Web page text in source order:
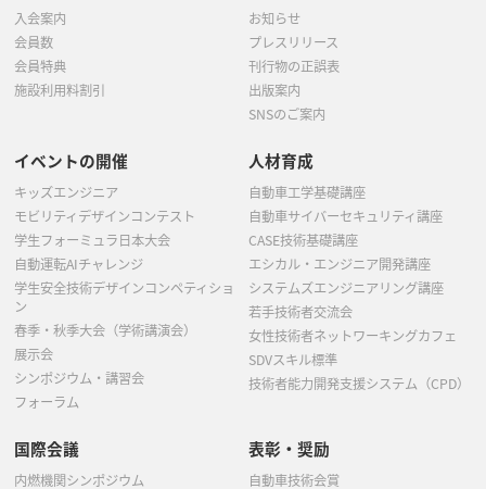
入会案内
会員数
会員特典
施設利用料割引
お知らせ
プレスリリース
刊行物の正誤表
出版案内
SNSのご案内
イベントの開催
キッズエンジニア
モビリティデザインコンテスト
学生フォーミュラ日本大会
自動運転AIチャレンジ
学生安全技術デザインコンペティショ
ン
春季・秋季大会（学術講演会）
展示会
シンポジウム・講習会
フォーラム
人材育成
自動車工学基礎講座
自動車サイバーセキュリティ講座
CASE技術基礎講座
エシカル・エンジニア開発講座
システムズエンジニアリング講座
若手技術者交流会
女性技術者ネットワーキングカフェ
SDVスキル標準
技術者能力開発支援システム（CPD）
国際会議
内燃機関シンポジウム
表彰・奨励
自動車技術会賞